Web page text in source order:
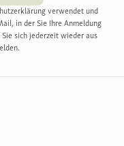
verwendet und
in der Sie Ihre Anmeldung
sich jederzeit wieder aus